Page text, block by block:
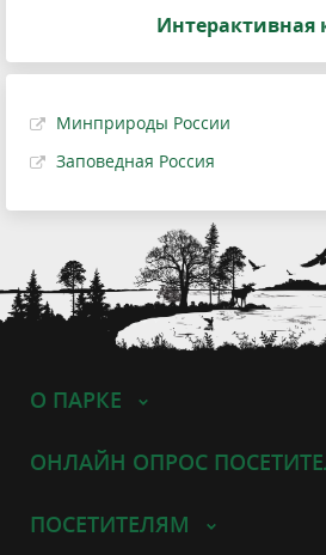
Интерактивная
Минприроды России
Заповедная Россия
О ПАРКЕ
ОНЛАЙН ОПРОС
ПОСЕТИТЕЛЯМ